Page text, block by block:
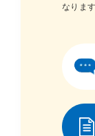
なります